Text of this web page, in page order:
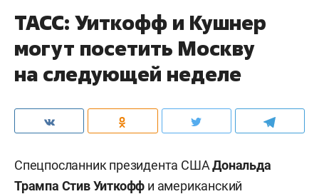
ТАСС: Уиткофф и Кушнер
могут посетить Москву
на следующей неделе
Спецпосланник президента СШАДональда
Трампа Стив Уиткофф и американский